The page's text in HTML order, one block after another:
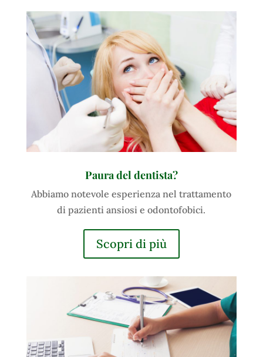
Paura del dentista?
Abbiamo notevole esperienza nel trattamento
di pazienti ansiosi e odontofobici.
Scopri di più